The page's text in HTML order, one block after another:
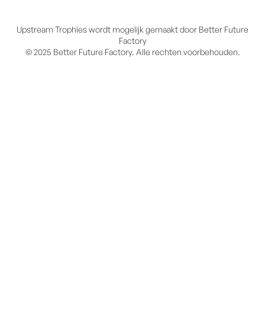
Upstream Trophies wordt mogelijk gemaakt door Better Future
Factory
© 2025 Better Future Factory. Alle rechten voorbehouden.